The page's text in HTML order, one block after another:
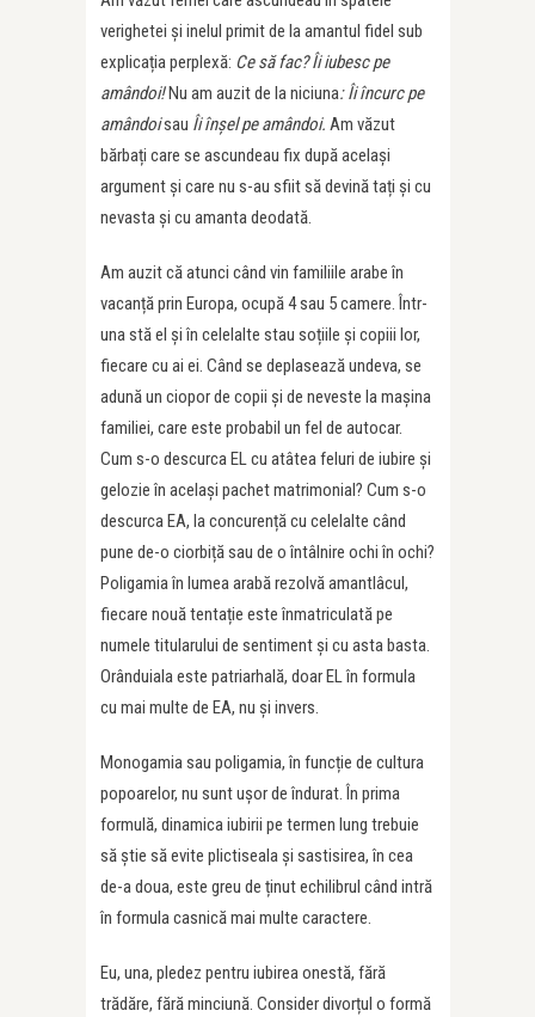
verighetei și inelul primit de la amantul fidel sub
explicația perplexă: Ce să fac? Îi iubesc pe
amândoi!Nu am auzit de la niciuna: Îi încurc pe
amândoisau Îi înșel pe amândoi. Am văzut
bărbați care se ascundeau fix după același
argument și care nu s-au sfiit să devină tați și cu
nevasta și cu amanta deodată.
Am auzit că atunci când vin familiile arabe în
vacanță prin Europa, ocupă 4 sau 5 camere. Într-
una stă el și în celelalte stau soțiile și copiii lor,
fiecare cu ai ei. Când se deplasează undeva, se
adună un ciopor de copii și de neveste la mașina
familiei, care este probabil un fel de autocar.
Cum s-o descurca EL cu atâtea feluri de iubire și
gelozie în același pachet matrimonial? Cum s-o
descurca EA, la concurență cu celelalte când
pune de-o ciorbiță sau de o întâlnire ochi în ochi?
Poligamia în lumea arabă rezolvă amantlâcul,
fiecare nouă tentație este înmatriculată pe
numele titularului de sentiment și cu asta basta.
Orânduiala este patriarhală, doar EL în formula
cu mai multe de EA, nu și invers.
Monogamia sau poligamia, în funcție de cultura
popoarelor, nu sunt ușor de îndurat. În prima
formulă, dinamica iubirii pe termen lung trebuie
să știe să evite plictiseala și sastisirea, în cea
de-a doua, este greu de ținut echilibrul când intră
în formula casnică mai multe caractere.
Eu, una, pledez pentru iubirea onestă, fără
trădăre, fără minciună. Consider divorțul o formă